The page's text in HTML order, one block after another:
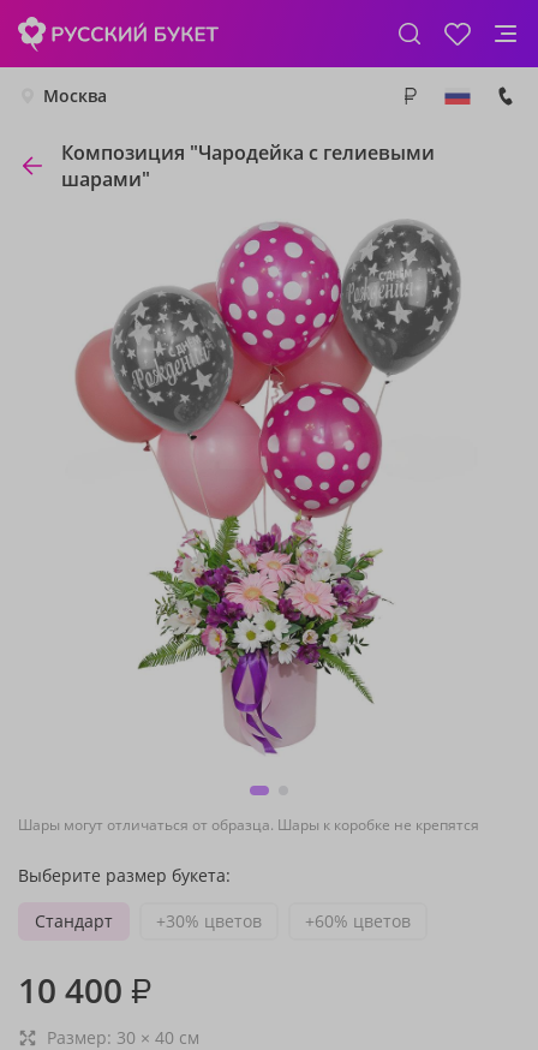
Москва
Композиция "Чародейка с гелиевыми
шарами"
Шары могут отличаться от образца. Шары к коробке не крепятся
Выберите размер букета:
Стандарт
+30% цветов +60% цветов
10 400 ₽
Размер: 30 × 40 см